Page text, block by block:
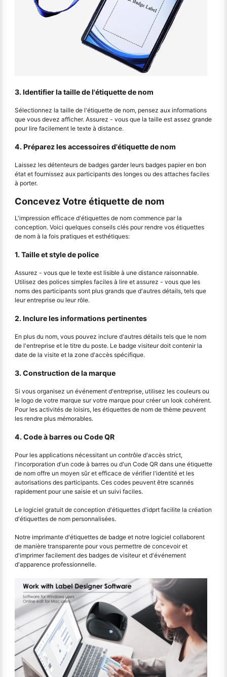
3. Identifier la taille de l'étiquette de nom
Sélectionnez la taille de l'étiquette de nom, pensez aux informations
que vous devez afficher. Assurez - vous que la taille est assez grande
pour lire facilement le texte à distance.
4. Préparez les accessoires d'étiquette de nom
Laissez les détenteurs de badges garder leurs badges papier en bon
état et fournissez aux participants des longes ou des attaches faciles
à porter.
Concevez Votre étiquette de nom
L'impression efficace d'étiquettes de nom commence par la
conception. Voici quelques conseils clés pour rendre vos étiquettes
de nom à la fois pratiques et esthétiques:
1. Taille et style de police
Assurez - vous que le texte est lisible à une distance raisonnable.
Utilisez des polices simples faciles à lire et assurez - vous que les
noms des participants sont plus grands que d'autres détails, tels que
leur entreprise ou leur rôle.
2. Inclure les informations pertinentes
En plus du nom, vous pouvez inclure d'autres détails tels que le nom
de l'entreprise et le titre du poste. Le badge visiteur doit contenir la
date de la visite et la zone d'accès spécifique.
3. Construction de la marque
Si vous organisez un événement d'entreprise, utilisez les couleurs ou
le logo de votre marque sur votre marque pour créer un look cohérent.
Pour les activités de loisirs, les étiquettes de nom de thème peuvent
les rendre plus mémorables.
4. Code à barres ou Code QR
Pour les applications nécessitant un contrôle d'accès strict,
l'incorporation d'un code à barres ou d'un Code QR dans une étiquette
de nom offre un moyen sûr et efficace de vérifier l'identité et les
autorisations des participants. Ces codes peuvent être scannés
rapidement pour une saisie et un suivi faciles.
Le logiciel gratuit de conception d'étiquettes d'idprt facilite la création
d'étiquettes de nom personnalisées.
Notre imprimante d'étiquettes de badge et notre logiciel collaborent
de manière transparente pour vous permettre de concevoir et
d'imprimer facilement des badges de visiteur et d'événement
d'apparence professionnelle.